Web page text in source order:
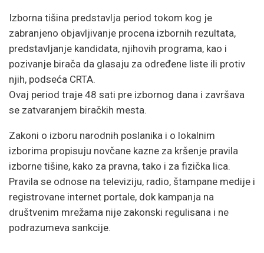
Izborna tišina predstavlja period tokom kog je
zabranjeno objavljivanje procena izbornih rezultata,
predstavljanje kandidata, njihovih programa, kao i
pozivanje birača da glasaju za određene liste ili protiv
njih, podseća CRTA.
Ovaj period traje 48 sati pre izbornog dana i završava
se zatvaranjem biračkih mesta.
Zakoni o izboru narodnih poslanika i o lokalnim
izborima propisuju novčane kazne za kršenje pravila
izborne tišine, kako za pravna, tako i za fizička lica.
Pravila se odnose na televiziju, radio, štampane medije i
registrovane internet portale, dok kampanja na
društvenim mrežama nije zakonski regulisana i ne
podrazumeva sankcije.